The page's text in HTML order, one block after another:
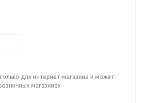
для интернет-магазина и может
магазинах